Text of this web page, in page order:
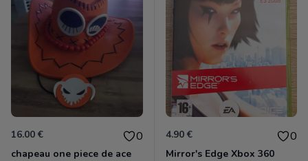
16.00 € 0
chapeau one piece de ace
4.90 € 0
Mirror's Edge Xbox 360